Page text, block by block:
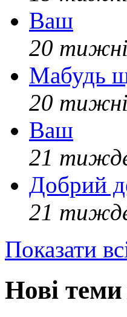
Ваш
20
Мабудь
20
Ваш
21
Добрий
21
Показати
Нові